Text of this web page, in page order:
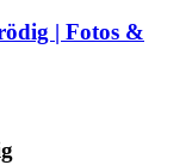
| Fotos &